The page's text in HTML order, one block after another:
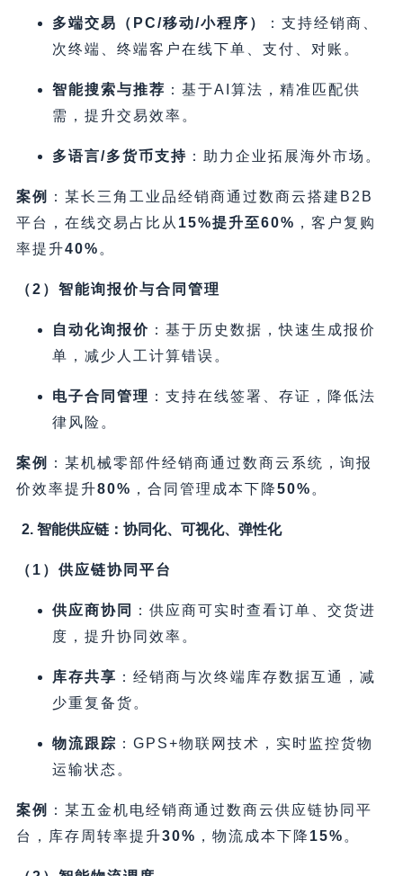
多端交易（PC/移动/小程序）​
​：支持经销商、
次终端、终端客户在线下单、支付、对账。
智能搜索与推荐 ​：基于AI算法，精准匹配供
需，提升交易效率。
多语言/多货币支持 ​：助力企业拓展海外市场。
案例
​：某长三角工业品经销商通过数商云搭建B2B
平台，在线交易占比从 15%提升至60%​ ，客户复购
率提升40%​ 。
​（2）智能询报价与合同管理
自动化询报价 ​：基于历史数据，快速生成报价
单，减少人工计算错误。
电子合同管理 ​：支持在线签署、存证，降低法
律风险。
案例
​：某机械零部件经销商通过数商云系统，询报
价效率提升80%​ ，合同管理成本下降50%​ 。
2. 智能供应链：协同化、可视化、弹性化
​（1）供应链协同平台
供应商协同
​：供应商可实时查看订单、交货进
度，提升协同效率。
库存共享 ​：经销商与次终端库存数据互通，减
少重复备货。
物流跟踪 ​：GPS+物联网技术，实时监控货物
运输状态。
案例
​：某五金机电经销商通过数商云供应链协同平
台，库存周转率提升30%​ ，物流成本下降 15%​ 。